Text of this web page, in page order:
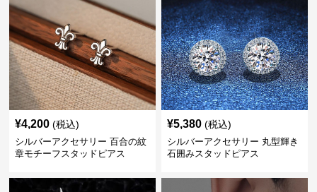
¥4,200 (税込)
シルバーアクセサリー 百合の紋
章モチーフスタッドピアス
¥5,380 (税込)
シルバーアクセサリー 丸型輝き
石囲みスタッドピアス